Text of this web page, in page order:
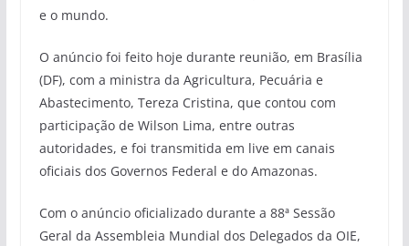
e o mundo.
O anúncio foi feito hoje durante reunião, em Brasília
(DF), com a ministra da Agricultura, Pecuária e
Abastecimento, Tereza Cristina, que contou com
participação de Wilson Lima, entre outras
autoridades, e foi transmitida em live em canais
oficiais dos Governos Federal e do Amazonas.
Com o anúncio oficializado durante a 88ª Sessão
Geral da Assembleia Mundial dos Delegados da OIE,